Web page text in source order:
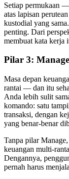
Setiap permukaan
atas lapisan
kustodial yang
penting. Dari
membuat kata kerja
Pilar 3: Manage
Masa depan
rantai — dan itu
Anda lebih sulit
komando: satu
transaksi, dengan
yang benar-benar
Tanpa pilar
keuangan multi-
Dengannya,
pernah harus